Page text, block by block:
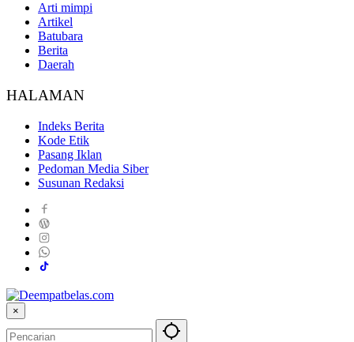
Arti mimpi
Artikel
Batubara
Berita
Daerah
HALAMAN
Indeks Berita
Kode Etik
Pasang Iklan
Pedoman Media Siber
Susunan Redaksi
×